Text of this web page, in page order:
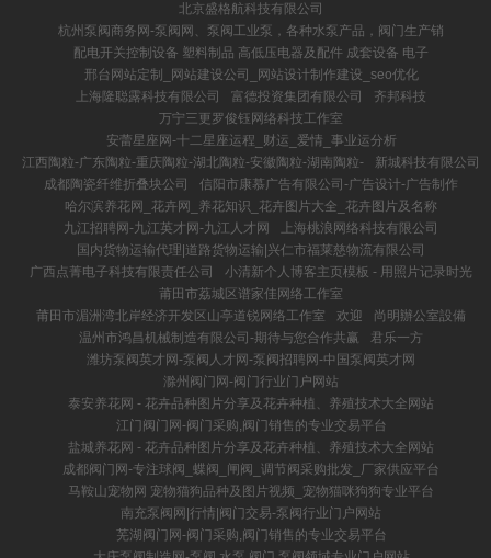
北京盛格航科技有限公司
杭州泵阀商务网-泵阀网、泵阀工业泵，各种水泵产品，阀门生产销
配电开关控制设备 塑料制品 高低压电器及配件 成套设备 电子
邢台网站定制_网站建设公司_网站设计制作建设_seo优化
上海隆聪露科技有限公司
富德投资集团有限公司
齐邦科技
万宁三更罗俊钰网络科技工作室
安蕾星座网-十二星座运程_财运_爱情_事业运分析
江西陶粒-广东陶粒-重庆陶粒-湖北陶粒-安徽陶粒-湖南陶粒-
新城科技有限公司
成都陶瓷纤维折叠块公司
信阳市康慕广告有限公司-广告设计-广告制作
哈尔滨养花网_花卉网_养花知识_花卉图片大全_花卉图片及名称
九江招聘网-九江英才网-九江人才网
上海桃浪网络科技有限公司
国内货物运输代理|道路货物运输|兴仁市福莱慈物流有限公司
广西点菁电子科技有限责任公司
小清新个人博客主页模板 - 用照片记录时光
莆田市荔城区谱家佳网络工作室
莆田市湄洲湾北岸经济开发区山亭道锐网络工作室
欢迎
尚明辦公室設備
温州市鸿昌机械制造有限公司-期待与您合作共赢
君乐一方
潍坊泵阀英才网-泵阀人才网-泵阀招聘网-中国泵阀英才网
滁州阀门网-阀门行业门户网站
泰安养花网 - 花卉品种图片分享及花卉种植、养殖技术大全网站
江门阀门网-阀门采购,阀门销售的专业交易平台
盐城养花网 - 花卉品种图片分享及花卉种植、养殖技术大全网站
成都阀门网-专注球阀_蝶阀_闸阀_调节阀采购批发_厂家供应平台
马鞍山宠物网 宠物猫狗品种及图片视频_宠物猫咪狗狗专业平台
南充泵阀网|行情|阀门交易-泵阀行业门户网站
芜湖阀门网-阀门采购,阀门销售的专业交易平台